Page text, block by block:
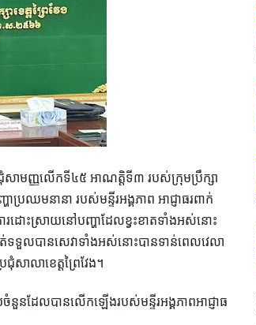
រជុំសាមញ្ញលើកទី៤៥ អាណត្តិទី៣ របស់ក្រុមប្រឹក្សា
ាប្រឈមនានា របស់មន្ទីរអង្គភាព អាជ្ញាធរពាក់
រដោះស្រាយនៅបញ្ហាដែលខ្វះខាតទាំងអស់នោះ
ទទួលបានសេវាទាំងអស់នោះបានទាន់ពេលវេលា
សាលាខេត្តព្រៃវែង។
នដែលបានលើកឡើងរបស់មន្ទីរអង្គភាពអាជ្ញាធ